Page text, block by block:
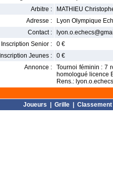
Arbitre :
MATHIEU
Adresse :
Lyon Olympique
Contact :
Inscription Senior :
0 €
Inscription Jeunes :
0 €
Annonce :
Tournoi féminin : 7
homologué licence
Rens.:
Joueurs Grille Classement